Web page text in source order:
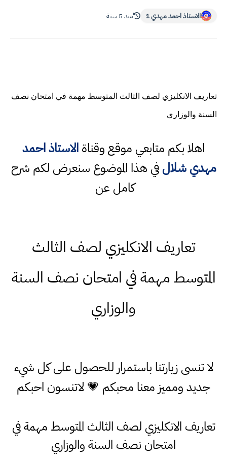
الاستاذ احمد مهدي 1 منذ 5 سنة
تعاريف الانكليزي لصف الثالث المتوسط مهمة في امتحان نصف
السنة والوزاري
اهلا بكم متابعي موقع وقناةالاستاذ احمد
مهدي شلالفي هذا الموضوع سنعرض لكم شرح
كامل عن
تعاريف الانكليزي لصف الثالث
المتوسط مهمة في امتحان نصف السنة
والوزاري
لا تنسى زيارتنا باستمرار للحصول على كل شيء
جديد ومميز معنا محبكم 💗 لاتنسون احبكم
تعاريف الانكليزي لصف الثالث المتوسط مهمة في
امتحان نصف السنة والوزاري